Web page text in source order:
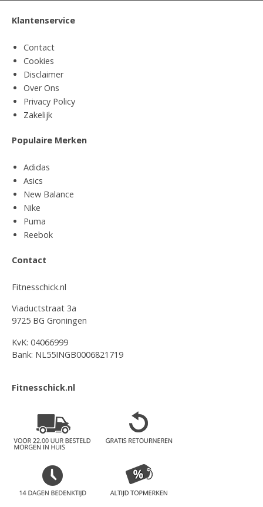
Klantenservice
Contact
Cookies
Disclaimer
Over Ons
Privacy Policy
Zakelijk
Populaire Merken
Adidas
Asics
New Balance
Nike
Puma
Reebok
Contact
Fitnesschick.nl
Viaductstraat 3a
9725 BG Groningen
KvK: 04066999
Bank: NL55INGB0006821719
Fitnesschick.nl